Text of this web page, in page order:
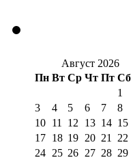
Август 2026
Пн Вт Ср Чт Пт Сб
1
3
4 5 6 7 8
10 11 12 13 14 15
17 18 19 20 21 22
24 25 26 27 28 29